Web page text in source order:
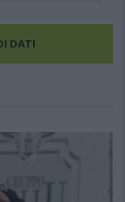
DATI